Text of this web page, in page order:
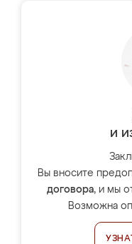
и
Вы вносите
договора, и мы
Возможна